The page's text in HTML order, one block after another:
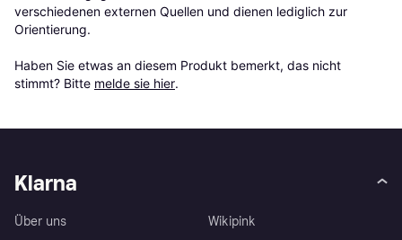
verschiedenen externen Quellen und dienen lediglich zur
Orientierung.
Haben Sie etwas an diesem Produkt bemerkt, das nicht
stimmt? Bitte melde sie hier.
Klarna
Über uns
Wikipink